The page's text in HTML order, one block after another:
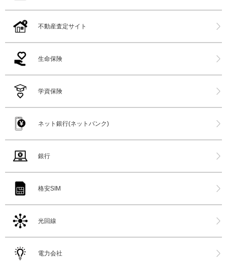
不動産査定サイト
生命保険
学資保険
ネット銀行(ネットバンク)
銀行
格安SIM
光回線
電力会社